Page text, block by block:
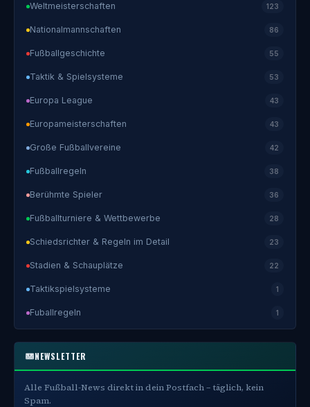
Weltmeisterschaften 123
Nationalmannschaften 86
Fußballgeschichte 55
Taktik & Spielsysteme 53
Europa League 43
Europameisterschaften 43
Große Fußballvereine 42
Fußballregeln 38
Berühmte Spieler 36
Fußballturniere & Wettbewerbe 28
Schiedsrichter & Regeln im Detail 23
Stadien & Schauplätze 22
Taktikspielsysteme 1
Fuballregeln 1
NEWSLETTER
Alle Fußball-News direkt in dein Postfach – täglich, kein
Spam.